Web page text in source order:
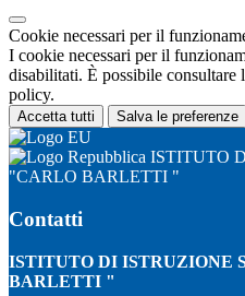
Cookie necessari per il
I cookie necessari per il
disabilitati. È possibile consultare
policy.
Accetta tutti Salva le preferenze
ISTITUTO
"CARLO BARLETTI "
Contatti
ISTITUTO DI ISTRUZIONE
BARLETTI "